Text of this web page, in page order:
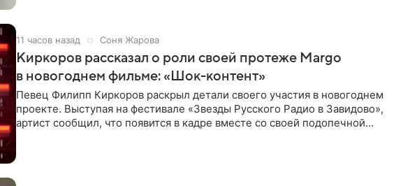
11 часов назад Соня Жарова
Киркоров рассказал о роли своей протеже Margo
в новогоднем фильме: «Шок-контент»
Певец Филипп Киркоров раскрыл детали своего участия в новогоднем
проекте. Выступая на фестивале «Звезды Русского Радио в Завидово»,
артист сообщил, что появится в кадре вместе со своей подопечной